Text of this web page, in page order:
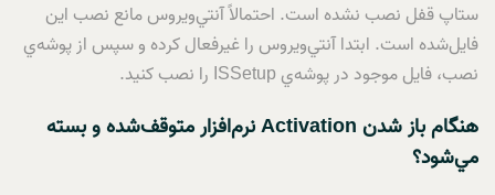
ستاپ قفل نصب نشده است. احتمالاً آنتي‌ويروس مانع نصب اين
فايل‌شده است. ابتدا آنتي‌ويروس را غيرفعال کرده و سپس از پوشه‌ي
نصب، فايل موجود در پوشه‌ي ISSetup را نصب کنيد.
هنگام باز شدن Activationنرم‌افزار متوقف‌شده و بسته
مي‌شود؟